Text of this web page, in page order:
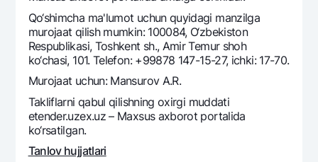
Sayt bo‘yicha qidiring
Qidirish
Foydali havolalar
Ko'p beriladigan savollar
Matbuot markazi
Qo‘shimcha ma'lumot uchun quyidagi manzilga
murojaat qilish mumkin: 100084, O‘zbekiston
Respublikasi, Toshkent sh., Amir Temur shoh
ko‘chasi, 101. Telefon: +99878 147-15-27, ichki: 17-70.
Murojaat uchun: Mansurov A.R.
Takliflarni qabul qilishning oxirgi muddati
etender.uzex.uz – Maxsus axborot portalida
ko‘rsatilgan.
Tanlov hujjatlari